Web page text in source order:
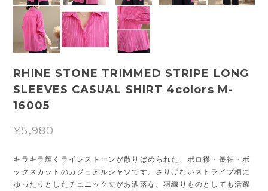
RHINE STONE TRIMMED STRIPE LONG
SLEEVES CASUAL SHIRT 4colors M-
16005
¥5,980
キラキラ輝くラインストーンが散りばめられた、ポロ襟・長袖・ボ
ックスカットのカジュアルシャツです。さりげないストライプ柄に
ゆったりとしたチュニック丈がお洒落な、羽織りものとしても活躍